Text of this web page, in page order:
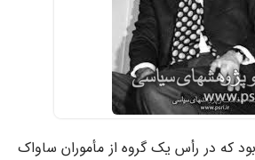
که در رأس یک گروه از مأموران ساواک